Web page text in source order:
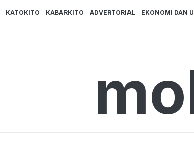
KATOKITO KABARKITO ADVERTORIAL EKONOMI DAN